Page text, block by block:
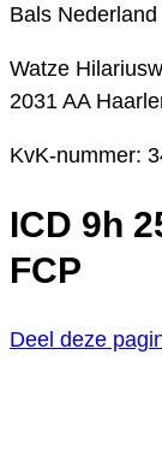
Bals Nederland
Watze
2031 AA
KvK-nummer:
ICD 9h
FCP
Deel deze